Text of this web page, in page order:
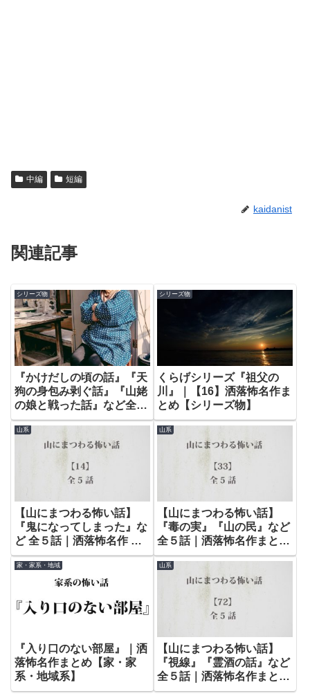
中編 短編
kaidanist
関連記事
シリーズ物
『かけだしの頃の話』『天
狗の身包み剥ぐ話』『山姥
の娘と戦った話』など全５
話｜【短編 払い屋 婆ちゃ
んシリーズ】2ch洒落怖名
シリーズ物
くらげシリーズ『祖父の
川』｜【16】洒落怖名作ま
とめ【シリーズ物】
山系
【山にまつわる怖い話】
『鬼になってしまった』な
ど 全５話｜洒落怖名作 短
編まとめ – 山編【14】
山系
【山にまつわる怖い話】
『毒の実』『山の民』など
全５話｜洒落怖名作まとめ
– 山編【33】
家・家系・地域
『入り口のない部屋』｜洒
落怖名作まとめ【家・家
系・地域系】
山系
【山にまつわる怖い話】
『視線』『霊酒の話』など
全５話｜洒落怖名作まとめ
– 山編【72】